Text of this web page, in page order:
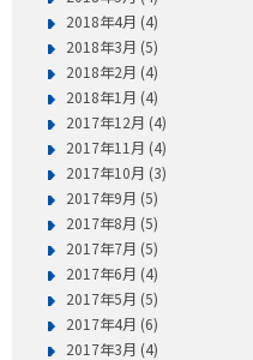
2018年4月 (4)
2018年3月 (5)
2018年2月 (4)
2018年1月 (4)
2017年12月 (4)
2017年11月 (4)
2017年10月 (3)
2017年9月 (5)
2017年8月 (5)
2017年7月 (5)
2017年6月 (4)
2017年5月 (5)
2017年4月 (6)
2017年3月 (4)